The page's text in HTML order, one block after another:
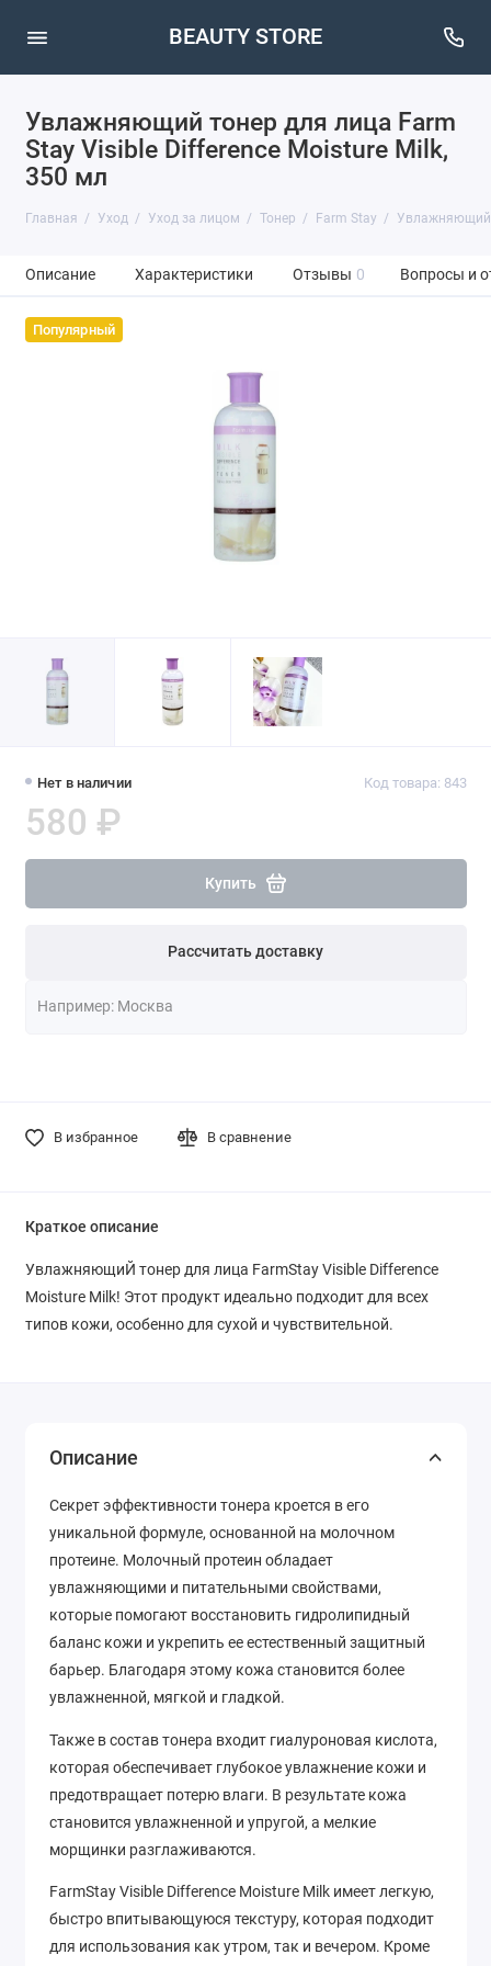
BEAUTY STORE
Увлажняющий тонер для лица Farm
Stay Visible Difference Moisture Milk,
350 мл
Главная Уход Уход за лицом Тонер Farm Stay Увлажняющий
Описание Характеристики Отзывы 0 Вопросы и
Популярный
Нет в наличии Код товара: 843
580 ₽
Купить
Рассчитать доставку
В избранное В сравнение
Краткое описание
УвлажняющиЙ тонер для лица FarmStay Visible Difference
Moisture Milk! Этот продукт идеально подходит для всех
типов кожи, особенно для сухой и чувствительной.
Описание
Секрет эффективности тонера кроется в его
уникальной формуле, основанной на молочном
протеине. Молочный протеин обладает
увлажняющими и питательными свойствами,
которые помогают восстановить гидролипидный
баланс кожи и укрепить ее естественный защитный
барьер. Благодаря этому кожа становится более
увлажненной, мягкой и гладкой.
Также в состав тонера входит гиалуроновая кислота,
которая обеспечивает глубокое увлажнение кожи и
предотвращает потерю влаги. В результате кожа
становится увлажненной и упругой, а мелкие
морщинки разглаживаются.
FarmStay Visible Difference Moisture Milk имеет легкую,
быстро впитывающуюся текстуру, которая подходит
для использования как утром, так и вечером. Кроме